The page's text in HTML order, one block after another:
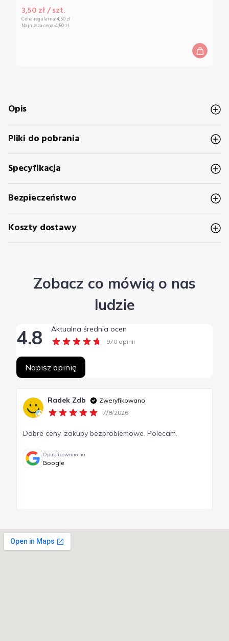
Cena promocyjna
3,50 zł / szt.
Cena regularna:4,50 zł
Najniższa cena:4,50 zł
Opis
Pliki do pobrania
Specyfikacja
Bezpieczeństwo
Koszty dostawy